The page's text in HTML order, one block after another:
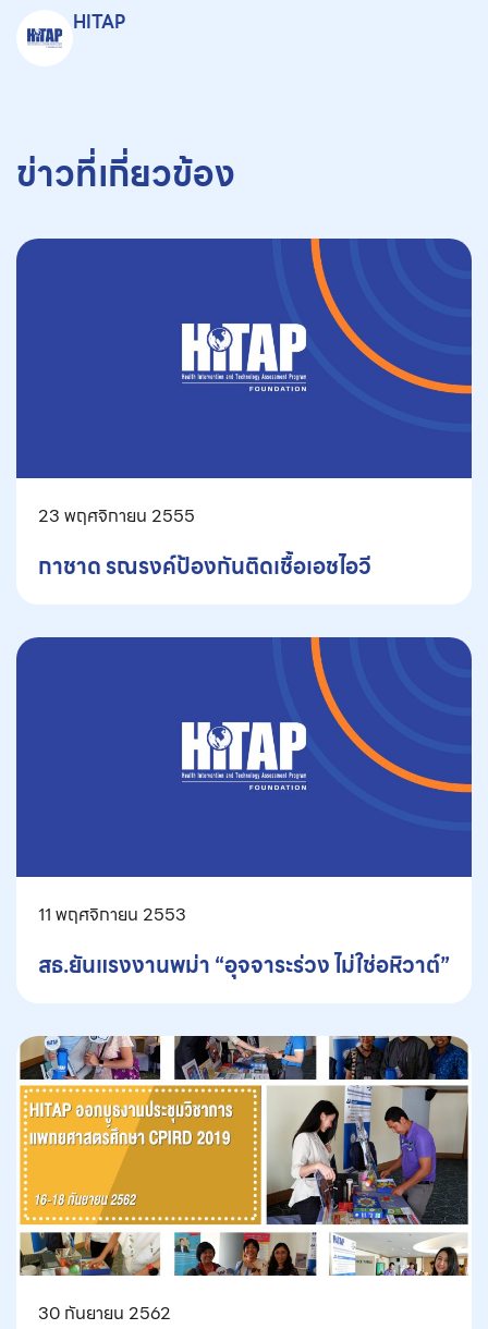
HITAP
ข่าวที่เกี่ยวข้อง
23 พฤศจิกายน 2555
กาชาด รณรงค์ป้องกันติดเชื้อเอชไอวี
11 พฤศจิกายน 2553
สธ.ยันแรงงานพม่า “อุจจาระร่วง ไม่ใช่อหิวาต์”
30 กันยายน 2562